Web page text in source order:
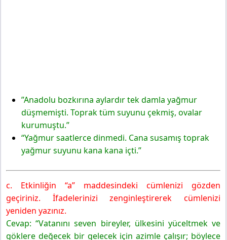
”Anadolu bozkırına aylardır tek damla yağmur
düşmemişti. Toprak tüm suyunu çekmiş, ovalar
kurumuştu.”
“Yağmur saatlerce dinmedi. Cana susamış toprak
yağmur suyunu kana kana içti.”
c. Etkinliğin “a” maddesindeki cümlenizi gözden
geçiriniz. İfadelerinizi zenginleştirerek cümlenizi
yeniden yazınız.
Cevap: “Vatanını seven bireyler, ülkesini yüceltmek ve
göklere değecek bir gelecek için azimle çalışır; böylece